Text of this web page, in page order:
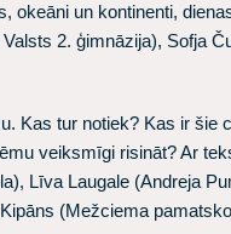
un kontinenti,
2. ģimnāzija), Sofja
Kas tur notiek? Kas ir
veiksmīgi risināt? Ar
Līva Laugale (Andreja
(Mežciema